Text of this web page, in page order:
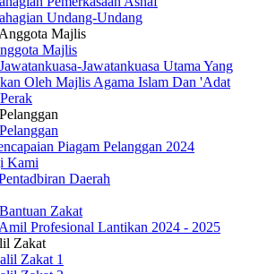
Undang-Undang
Majlis
Majlis
Jawatankuasa Utama Yang
Oleh Majlis Agama Islam Dan 'Adat
Piagam Pelanggan 2024
Kami
Daerah
Zakat
Profesional Lantikan 2024 - 2025
Zakat
Zakat 1